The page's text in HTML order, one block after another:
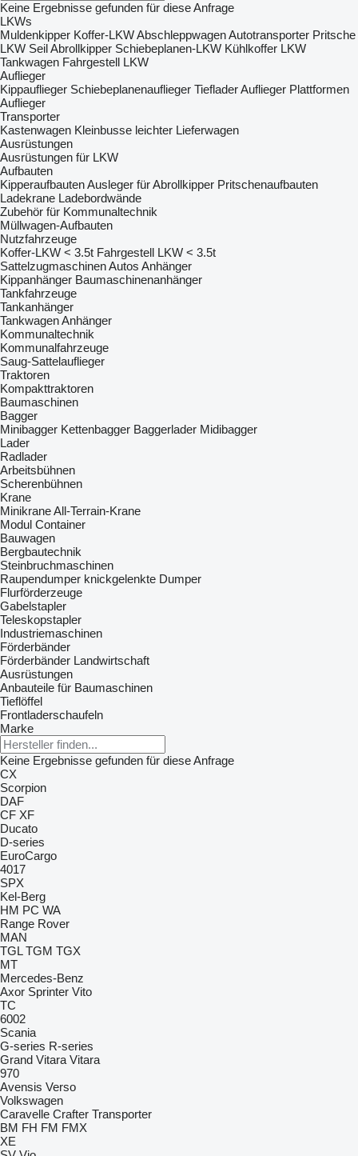
Keine Ergebnisse gefunden für diese Anfrage
LKWs
Muldenkipper Koffer-LKWAbschleppwagenAutotransporter Pritsche
LKW Seil Abrollkipper Schiebeplanen-LKW Kühlkoffer LKW
Tankwagen Fahrgestell LKW
Auflieger
Kippauflieger Schiebeplanenauflieger Tieflader Auflieger Plattformen
Auflieger
Transporter
Kastenwagen Kleinbusse leichter Lieferwagen
Ausrüstungen
Ausrüstungen für LKW
Aufbauten
KipperaufbautenAusleger für Abrollkipper Pritschenaufbauten
Ladekrane Ladebordwände
Zubehör für Kommunaltechnik
Müllwagen-Aufbauten
Nutzfahrzeuge
Koffer-LKW < 3.5t Fahrgestell LKW < 3.5t
SattelzugmaschinenAutos Anhänger
Kippanhänger Baumaschinenanhänger
Tankfahrzeuge
Tankanhänger
Tankwagen Anhänger
Kommunaltechnik
Kommunalfahrzeuge
Saug-Sattelauflieger
Traktoren
Kompakttraktoren
Baumaschinen
Bagger
Minibagger Kettenbagger Baggerlader Midibagger
Lader
Radlader
Arbeitsbühnen
Scherenbühnen
Krane
MinikraneAll-Terrain-Krane
Modul Container
Bauwagen
Bergbautechnik
Steinbruchmaschinen
Raupendumper knickgelenkte Dumper
Flurförderzeuge
Gabelstapler
Teleskopstapler
Industriemaschinen
Förderbänder
Förderbänder Landwirtschaft
Ausrüstungen
Anbauteile für Baumaschinen
Tieflöffel
Frontladerschaufeln
Marke
Keine Ergebnisse gefunden für diese Anfrage
CX
Scorpion
DAF
CF XF
Ducato
D-series
EuroCargo
4017
SPX
Kel-Berg
HM PC WA
Range Rover
MAN
TGL TGM TGX
MT
Mercedes-Benz
Axor Sprinter Vito
TC
6002
Scania
G-series R-series
Grand Vitara Vitara
970
Avensis Verso
Volkswagen
Caravelle Crafter Transporter
BM FH FM FMX
XE